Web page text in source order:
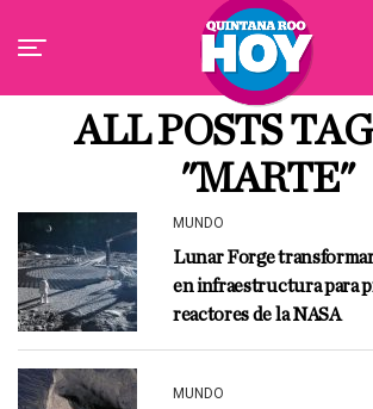
ALL POSTS
"MARTE"
MUNDO
Lunar Forge
en infraestructura para
reactores de la NASA
MUNDO